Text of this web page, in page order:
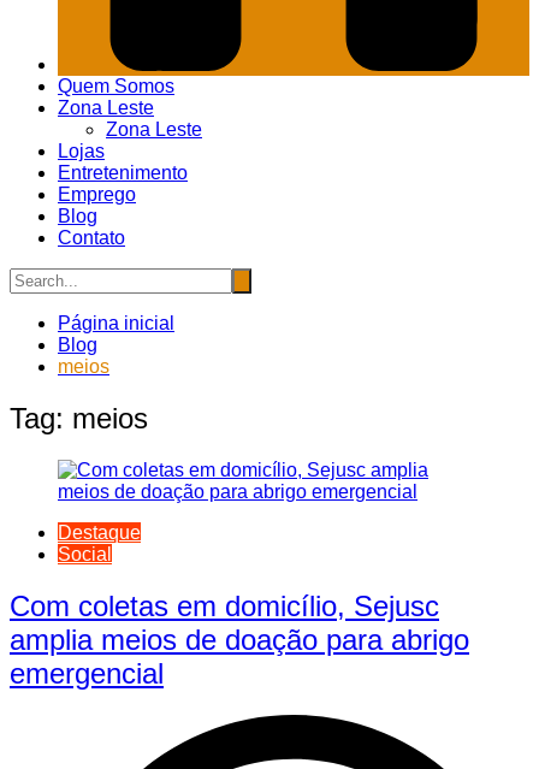
Quem Somos
Zona Leste
Zona Leste
Lojas
Entretenimento
Emprego
Blog
Contato
Página inicial
Blog
meios
Tag: meios
Destaque
Social
Com coletas em domicílio, Sejusc
amplia meios de doação para abrigo
emergencial